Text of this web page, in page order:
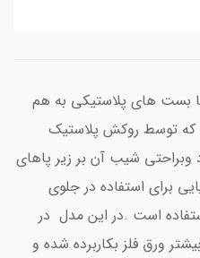
ای که با بست های پلاستیکی به هم
توسط روکش پلاستیک
وبراحتی شیب آن بر زیر پاهای
برای استفاده در جلوی
است .در این مدل در
ورق فلز بکاربرده شده و